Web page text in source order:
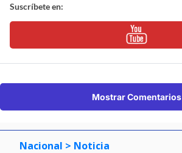
Suscríbete en:
Mostrar Comentarios
Nacional > Noticia